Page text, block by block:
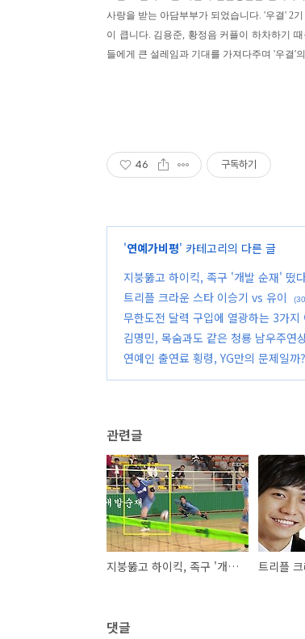
사랑을 받는 아담부부가 되었습니다. '우결' 2
이 큽니다. 김용준, 황정음 커플이 하차하기
들에게 큰 설레임과 기대를 가져다주며 '우결'
46 구독하기
'연예가비평' 카테고리의 다른 글
지붕뚫고 하이킥, 족구 '개발 순재' 떴
트리플 크라운 스타 이승기 vs 유이
무한도전 달력 구입에 열광하는 3가지
김명민, 목숨과도 같은 청룡 남우주연
연예인 출연료 횡령, YG만의 문제일까?
관련글
지붕뚫고 하이킥, 족구 '개발 순재' 떴다
댓글